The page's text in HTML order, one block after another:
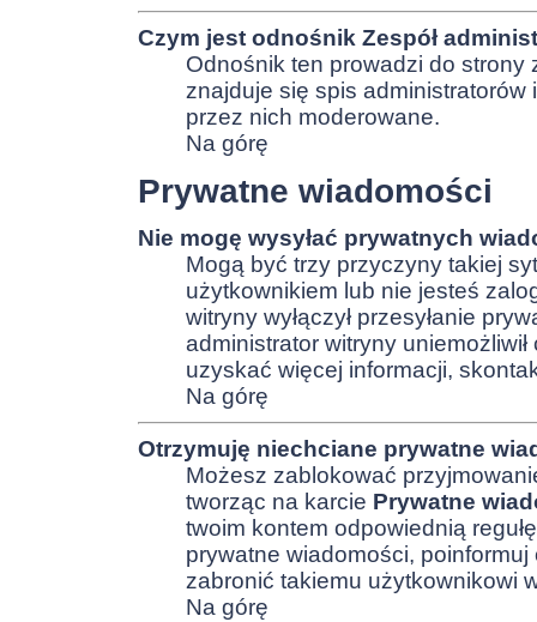
Czym jest odnośnik Zespół
Odnośnik ten prowadzi do
znajduje się spis
przez nich moderowane.
Na górę
Prywatne wiadomości
Nie mogę wysyłać prywatnych
Mogą być trzy przyczyny takiej
użytkownikiem lub nie jesteś
witryny wyłączył przesyłanie
administrator witryny
uzyskać więcej informacji,
Na górę
Otrzymuję niechciane prywatne
Możesz zablokować
tworząc na karcie Prywatne
twoim kontem odpowiednią
prywatne wiadomości, poinformuj
zabronić takiemu użytkownikowi
Na górę